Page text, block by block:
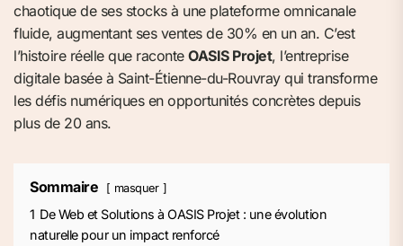
chaotique de ses stocks à une plateforme omnicanale
fluide, augmentant ses ventes de 30% en un an. C’est
l’histoire réelle que raconte OASIS Projet, l’entreprise
digitale basée à Saint-Étienne-du-Rouvray qui transforme
les défis numériques en opportunités concrètes depuis
plus de 20 ans.
Sommaire masquer
1 De Web et Solutions à OASIS Projet : une évolution
naturelle pour un impact renforcé